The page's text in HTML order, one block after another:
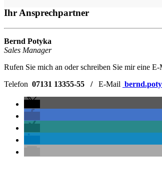
Ihr Ansprechpartner
Bernd Potyka
Sales Manager
Rufen Sie mich an oder schreiben Sie mir eine
Telefon 07131 13355-55 / E-Mail